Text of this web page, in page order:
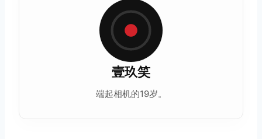
壹玖笑
端起相机的19岁。